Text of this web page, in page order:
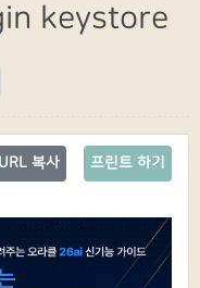
keystore
프린트 하기
URL 복사